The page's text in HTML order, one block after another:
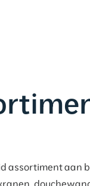
assortiment aan